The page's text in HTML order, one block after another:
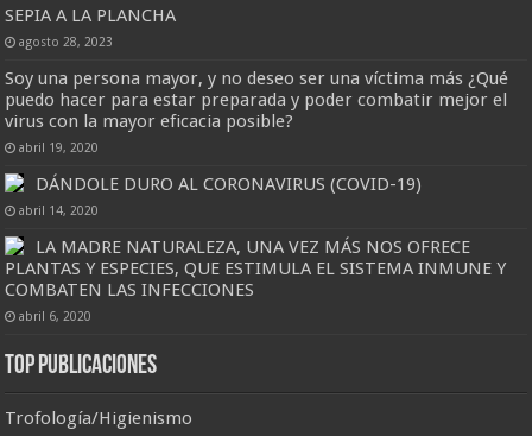
SEPIA A LA PLANCHA
agosto 28, 2023
Soy una persona mayor, y no deseo ser una víctima más ¿Qué
puedo hacer para estar preparada y poder combatir mejor el
virus con la mayor eficacia posible?
abril 19, 2020
DÁNDOLE DURO AL CORONAVIRUS (COVID-19)
abril 14, 2020
LA MADRE NATURALEZA, UNA VEZ MÁS NOS OFRECE
PLANTAS Y ESPECIES, QUE ESTIMULA EL SISTEMA INMUNE Y
COMBATEN LAS INFECCIONES
abril 6, 2020
Top Publicaciones
Trofología/Higienismo